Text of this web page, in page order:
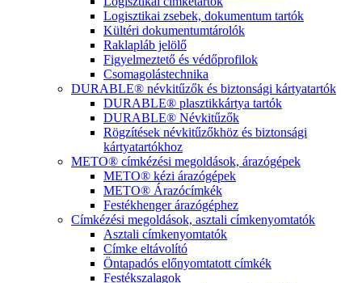
Logisztikai zsebek, dokumentum tartók
Kültéri dokumentumtárolók
Raklapláb jelölő
Figyelmeztető és védőprofilok
Csomagolástechnika
DURABLE® névkitűzők és biztonsági kártyatartók
DURABLE® plasztikkártya tartók
DURABLE® Névkitűzők
Rögzítések névkitűzőkhöz és biztonsági
kártyatartókhoz
METO® címkézési megoldások, árazógépek
METO® kézi árazógépek
METO® Árazócímkék
Festékhenger árazógéphez
Címkézési megoldások, asztali címkenyomtatók
Asztali címkenyomtatók
Címke eltávolító
Öntapadós előnyomtatott címkék
Festékszalagok